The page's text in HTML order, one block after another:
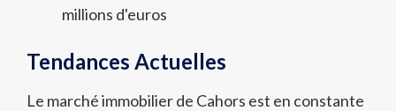
millions d'euros
Tendances Actuelles
Le marché immobilier de Cahors est en constante